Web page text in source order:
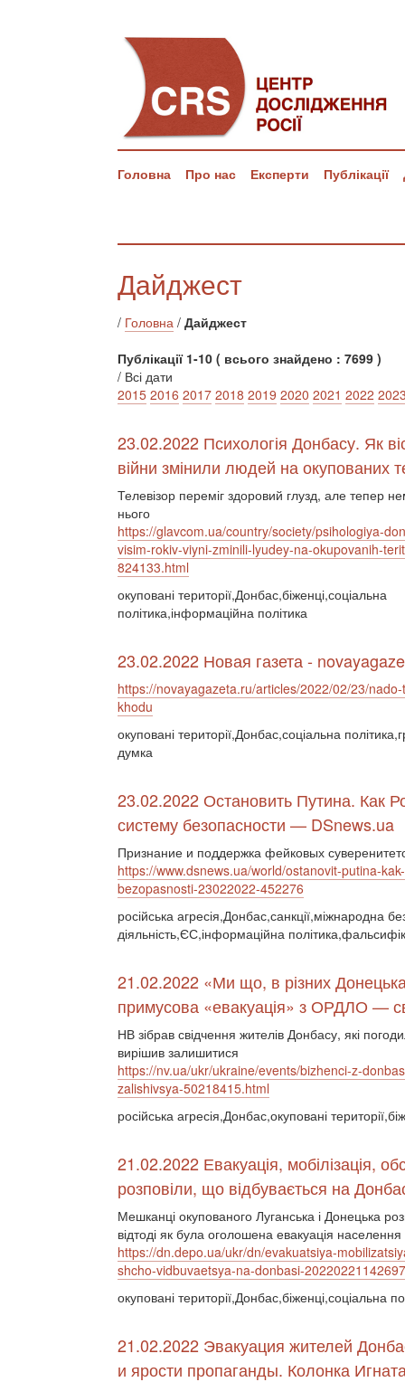
Головна Про нас Експерти Публікації
Дайджест
/ Головна / Дайджест
Публікації 1-10 ( всього знайдено : 7699 )
/ Всі дати
2015 2016 2017 2018 2019 2020 2021 2022
23.02.2022 Психологія Донбасу. Як
війни змінили людей на окупованих
Телевізор переміг здоровий глузд, але тепер
нього
https://glavcom.ua/country/society/psihologiya-
visim-rokiv-viyni-zminili-lyudey-na-okupovanih-
824133.html
окуповані території,Донбас,біженці,соціальна
політика,інформаційна політика
23.02.2022 Новая газета -
https://novayagazeta.ru/articles/2022/02/23/
khodu
окуповані території,Донбас,соціальна
думка
23.02.2022 Остановить Путина. Как
систему безопасности — DSnews.ua
Признание и поддержка фейковых
https://www.dsnews.ua/world/ostanovit-putina-
bezopasnosti-23022022-452276
російська агресія,Донбас,санкції,міжнародна
діяльність,ЄС,інформаційна
21.02.2022 «Ми що, в різних
примусова «евакуація» з ОРДЛО —
НВ зібрав свідчення жителів Донбасу, які
вирішив залишитися
https://nv.ua/ukr/ukraine/events/bizhenci-z-
zalishivsya-50218415.html
російська агресія,Донбас,окуповані
21.02.2022 Евакуація, мобілізація,
розповіли, що відбувається на
Мешканці окупованого Луганська і Донецька
відтоді як була оголошена евакуація населення
https://dn.depo.ua/ukr/dn/evakuatsiya-
shcho-vidbuvaetsya-na-donbasi-
окуповані території,Донбас,біженці,соціальна
21.02.2022 Эвакуация жителей
и ярости пропаганды. Колонка